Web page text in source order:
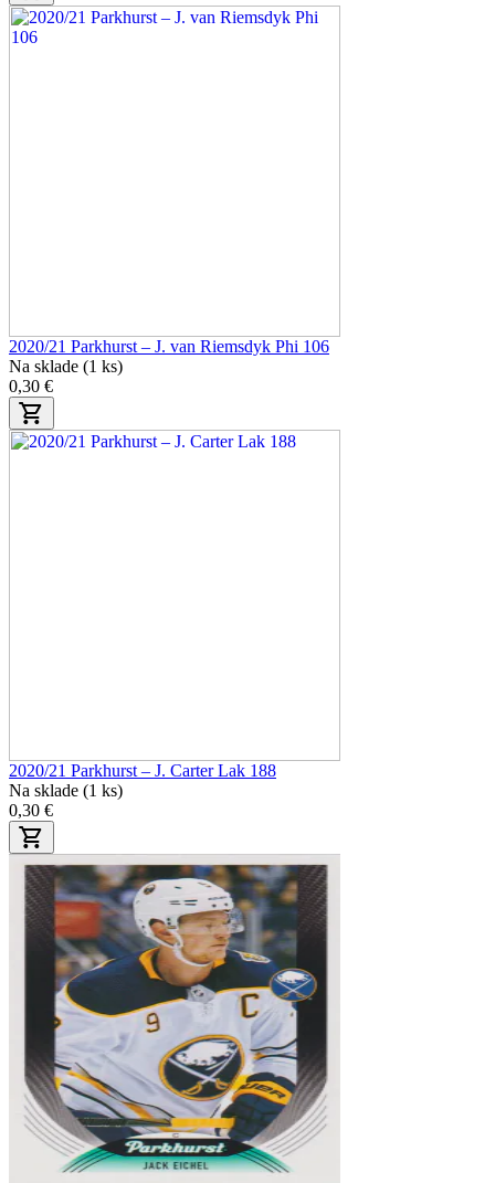
2020/21 Parkhurst – J. van Riemsdyk Phi 106
Na sklade (1 ks)
0,30 €
2020/21 Parkhurst – J. Carter Lak 188
Na sklade (1 ks)
0,30 €